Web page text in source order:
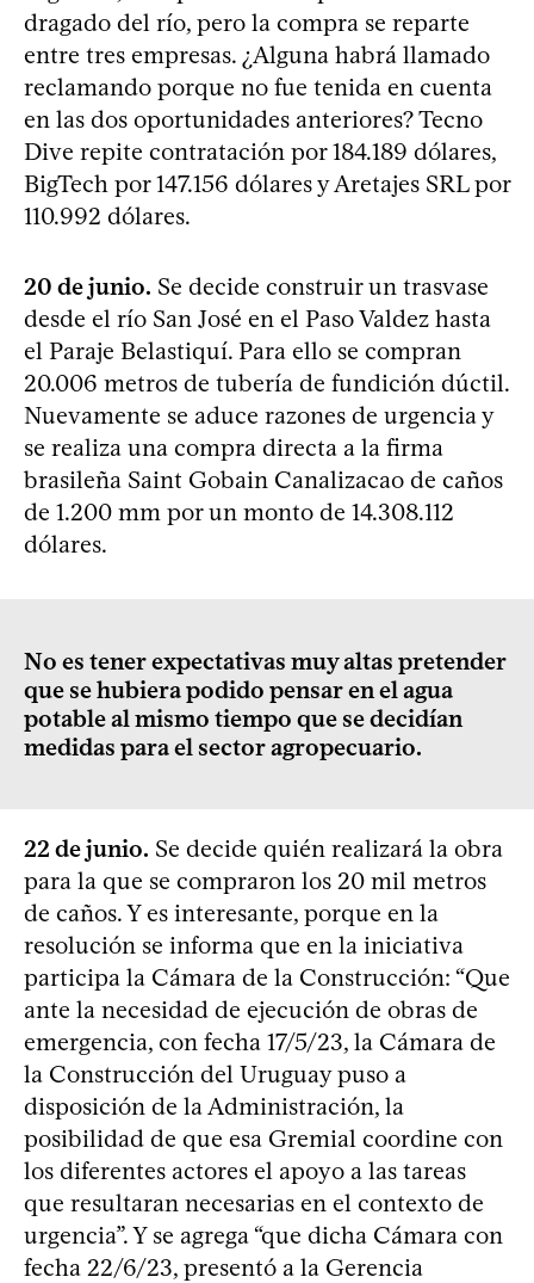
dragado del río, pero la compra se reparte
entre tres empresas. ¿Alguna habrá llamado
reclamando porque no fue tenida en cuenta
en las dos oportunidades anteriores? Tecno
Dive repite contratación por 184.189 dólares,
BigTech por 147.156 dólares y Aretajes SRL por
110.992 dólares.
20 de junio. Se decide construir un trasvase
desde el río San José en el Paso Valdez hasta
el Paraje Belastiquí. Para ello se compran
20.006 metros de tubería de fundición dúctil.
Nuevamente se aduce razones de urgencia y
se realiza una compra directa a la firma
brasileña Saint Gobain Canalizacao de caños
de 1.200 mm por un monto de 14.308.112
dólares.
No es tener expectativas muy altas pretender
que se hubiera podido pensar en el agua
potable al mismo tiempo que se decidían
medidas para el sector agropecuario.
22 de junio. Se decide quién realizará la obra
para la que se compraron los 20 mil metros
de caños. Y es interesante, porque en la
resolución se informa que en la iniciativa
participa la Cámara de la Construcción: “Que
ante la necesidad de ejecución de obras de
emergencia, con fecha 17/5/23, la Cámara de
la Construcción del Uruguay puso a
disposición de la Administración, la
posibilidad de que esa Gremial coordine con
los diferentes actores el apoyo a las tareas
que resultaran necesarias en el contexto de
urgencia”. Y se agrega “que dicha Cámara con
fecha 22/6/23, presentó a la Gerencia